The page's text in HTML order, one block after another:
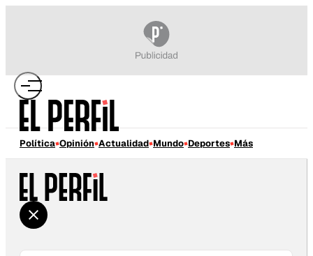
Política Opinión Actualidad Mundo Deportes Más